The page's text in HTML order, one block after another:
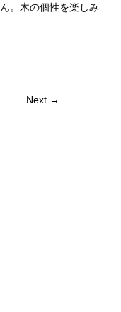
。木の個性を楽しみ
Next →